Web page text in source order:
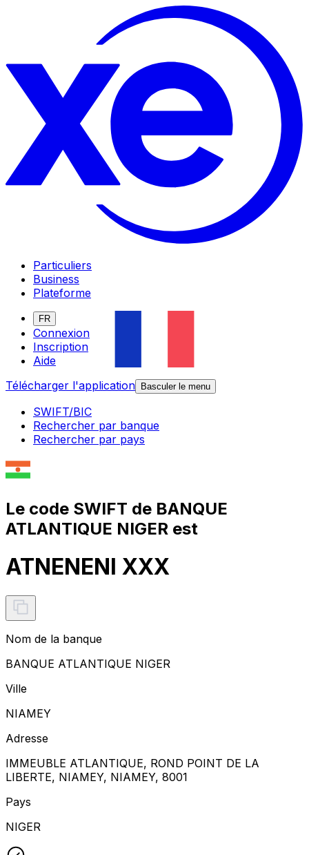
Particuliers
Business
Plateforme
FR
Connexion
Inscription
Aide
Télécharger l'application
Basculer le menu
SWIFT/BIC
Rechercher par banque
Rechercher par pays
Le code SWIFT de BANQUE
ATLANTIQUE NIGER est
ATNENENI XXX
Nom de la banque
BANQUE ATLANTIQUE NIGER
Ville
NIAMEY
Adresse
IMMEUBLE ATLANTIQUE, ROND POINT DE LA
LIBERTE, NIAMEY, NIAMEY, 8001
Pays
NIGER